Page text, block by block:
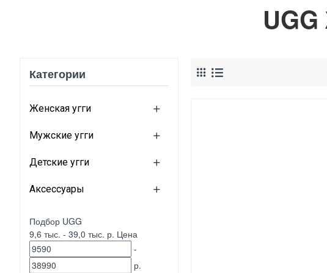
Категории
Женская угги
Мужские угги
Детские угги
Аксессуары
Подбор UGG
9,6 тыс. - 39,0 тыс. р. Цена
-
р.